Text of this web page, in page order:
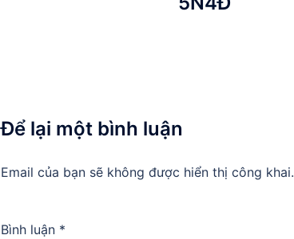
Để lại một bình luận
Email của bạn sẽ không được hiển thị công khai.
Bình luận *